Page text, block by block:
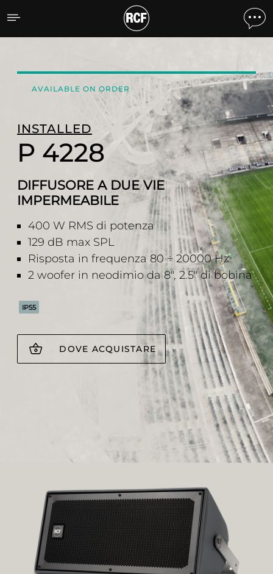
P 4228 DIFFUSORE A
AVAILABLE ON ORDER
INSTALLED
P 4228
DIFFUSORE A DUE VIE
IMPERMEABILE
400 W RMS di potenza
129 dB max SPL
Risposta in frequenza 80 ÷ 20000 Hz
2 woofer in neodimio da 8", 2.5" di bobina
IP55
DOVE ACQUISTARE